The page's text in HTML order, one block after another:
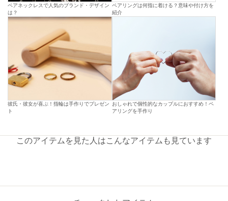
ペアネックレスで人気のブランド・デザイン
は？
ペアリングは何指に着ける？意味や付け方を
紹介
彼氏・彼女が喜ぶ！指輪は手作りでプレゼン
ト
おしゃれで個性的なカップルにおすすめ！ペ
アリングを手作り
このアイテムを見た人はこんなアイテムも見ています